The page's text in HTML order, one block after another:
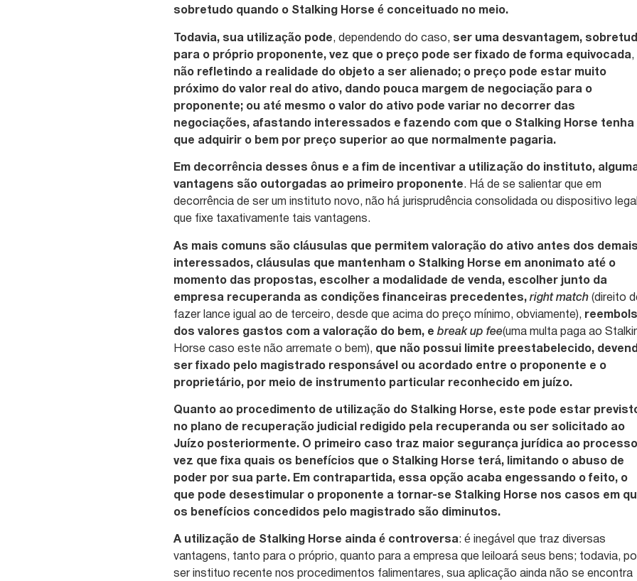
sobretudo quando o Stalking Horse é conceituado no meio.
Todavia, sua utilização pode, dependendo do caso, ser uma desvantagem,
para o próprio proponente, vez que o preço pode ser fixado de forma equivocada,
não refletindo a realidade do objeto a ser alienado; o preço pode estar muito
próximo do valor real do ativo, dando pouca margem de negociação para o
proponente; ou até mesmo o valor do ativo pode variar no decorrer das
negociações, afastando interessados e fazendo com que o Stalking Horse tenha
que adquirir o bem por preço superior ao que normalmente pagaria.
Em decorrência desses ônus e a fim de incentivar a utilização do instituto,
vantagens são outorgadas ao primeiro proponente. Há de se salientar que em
decorrência de ser um instituto novo, não há jurisprudência consolidada ou dispositivo legal
que fixe taxativamente tais vantagens.
As mais comuns são cláusulas que permitem valoração do ativo antes dos demais
interessados, cláusulas que mantenham o Stalking Horse em anonimato até o
momento das propostas, escolher a modalidade de venda, escolher junto da
empresa recuperanda as condições financeiras precedentes,right match (direito
fazer lance igual ao de terceiro, desde que acima do preço mínimo, obviamente),
dos valores gastos com a valoração do bem, ebreak up fee(uma multa paga ao
Horse caso este não arremate o bem), que não possui limite preestabelecido,
ser fixado pelo magistrado responsável ou acordado entre o proponente e o
proprietário, por meio de instrumento particular reconhecido em juízo.
Quanto ao procedimento de utilização do Stalking Horse, este pode estar
no plano de recuperação judicial redigido pela recuperanda ou ser solicitado ao
Juízo posteriormente. O primeiro caso traz maior segurança jurídica ao
vez que fixa quais os benefícios que o Stalking Horse terá, limitando o abuso de
poder por sua parte. Em contrapartida, essa opção acaba engessando o feito, o
que pode desestimular o proponente a tornar-se Stalking Horse nos casos em
os benefícios concedidos pelo magistrado são diminutos.
A utilização de Stalking Horse ainda é controversa: é inegável que traz diversas
vantagens, tanto para o próprio, quanto para a empresa que leiloará seus bens; todavia,
ser instituo recente nos procedimentos falimentares, sua aplicação ainda não se encontra